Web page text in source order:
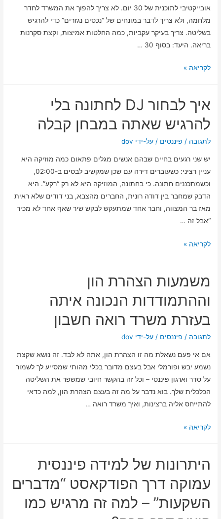
אובייקטיבי לתוכנית של 30 יום. לא צריך להפוך את המשרד לחדר
מלחמה, ולא צריך לדבר במונחים של “נכסים נגזרים” כדי להרגיש
בשליטה. צריך בעיקר עקביות, כמה החלטות אמיצות, וקצת סקרנות
בריאה. היעד: בסוף 30 …
הדרך
להתחיל:
מפת
דרכים
פיננסית
לקריאה »
איך לבחור DJ לחתונה בלי
להרגיש שאתה במבחן קבלה
לתגובה / פיננסים / על-ידי dov
יש שני רגעים בחיים שבהם אנשים מגלים פתאום כמה מוזיקה היא
עניין רציני: כשעוברים דירה עם שכן שמקשיב לבסים ב-02:00,
וכשמתכננים חתונה. כי בחתונה, המוזיקה היא לא רק “רקע”. היא
הדבק שמחבר בין דודה רונית, החברים מהצבא, בני דודים שלא ראית
מאז בר המצווה, וחבר אחד שמתעקש לבקש שיר שאף אחד לא מכיר
“אבל זה …
איך
לחתונה
להרגיש
שאתה
לקריאה »
משמעות הצהרת הון
וההתמודדות הנכונה איתה
בעזרת משרד רואה חשבון
לתגובה / פיננסים / על-ידי dov
אם אי פעם נשאלת מה זו הצהרת הון, אתה לא לבד. זה נושא שקצת
נשמע יבש ופורמלי אבל בעצם מדובר בכלי מהותי שמסייע לך לשמור
על סדר וארגון פיננסי – וכל זה בהקשר חיובי שמשפר את השליטה
הכלכלית שלך. בוא נדבר על מה זה בעצם הצהרת הון, למה כדאי
להתייחס אליה ברצינות, ואיך משרד רואה …
משמעות
וההתמודדות
איתה
בעזרת
לקריאה »
היתרונות של למידה פיננסית
עמוקה דרך הפודקאסט “מדברים
השקעות” – למה זה מרגיש כמו